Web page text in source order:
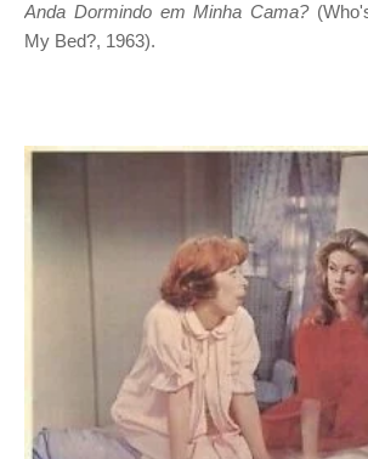
Anda Dormindo em Minha Cama?
My Bed?, 1963).